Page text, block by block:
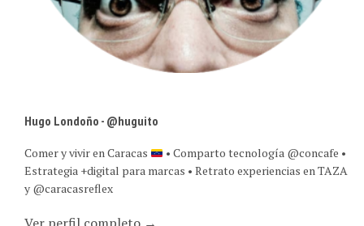
Estrategia +digital para marcas • Retrato experiencias en TAZA
y @caracasreflex